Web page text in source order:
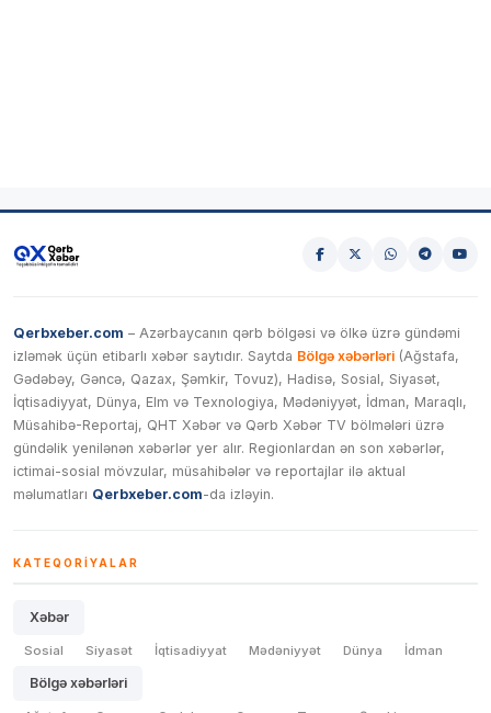
Qerbxeber.com – Azərbaycanın qərb bölgəsi və ölkə üzrə gündəmi
izləmək üçün etibarlı xəbər saytıdır. Saytda Bölgə xəbərləri (Ağstafa,
Gədəbəy, Gəncə, Qazax, Şəmkir, Tovuz), Hadisə, Sosial, Siyasət,
İqtisadiyyat, Dünya, Elm və Texnologiya, Mədəniyyət, İdman, Maraqlı,
Müsahibə-Reportaj, QHT Xəbər və Qərb Xəbər TV bölmələri üzrə
gündəlik yenilənən xəbərlər yer alır. Regionlardan ən son xəbərlər,
ictimai-sosial mövzular, müsahibələr və reportajlar ilə aktual
məlumatları Qerbxeber.com-da izləyin.
KATEQORIYALAR
Xəbər
Sosial Siyasət İqtisadiyyat Mədəniyyət Dünya İdman
Bölgə xəbərləri